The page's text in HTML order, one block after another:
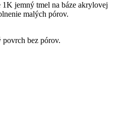
jemný tmel na báze akrylovej
malých pórov.
bez pórov.